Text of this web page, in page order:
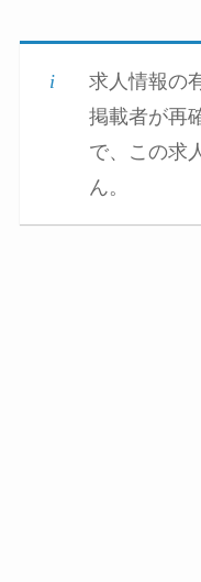
求人情報の
掲載者が再
で、この求
ん。